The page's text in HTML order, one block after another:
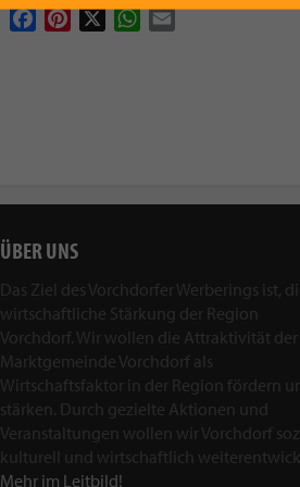
Facebook
Pinterest
X WhatsApp
Email
ÜBER UNS
Das Ziel des Vorchdorfer Werberings ist,
wirtschaftliche Stärkung der Region
Vorchdorf. Wir wollen die Attraktivität der
Marktgemeinde Vorchdorf als
Wirtschaftsfaktor in der Region fördern
stärken. Durch gezielte Aktionen und
Veranstaltungen wollen wir Vorchdorf
kulturell und wirtschaftlich
Mehr im Leitbild!